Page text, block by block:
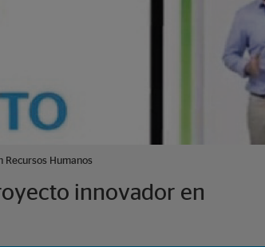
Recursos Humanos
innovador en